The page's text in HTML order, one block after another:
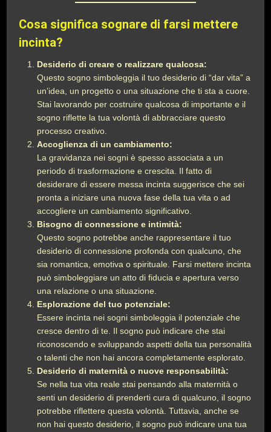
Cosa significa sognare di farsi mettere
incinta?
Desiderio di creare o realizzare qualcosa:
Questo sogno simboleggia il tuo desiderio di “dar vita” a
un’idea, un progetto o una situazione che ti sta a cuore.
Stai lavorando per costruire qualcosa di importante e il
sogno riflette la tua volontà di abbracciare questo
processo creativo.
Accoglienza di un cambiamento:
La gravidanza nei sogni è spesso associata a un
periodo di trasformazione e crescita. Il fatto di
desiderare di essere messa incinta suggerisce che sei
pronta a iniziare una nuova fase della tua vita o ad
accogliere un cambiamento significativo.
Bisogno di connessione e intimità:
Questo sogno potrebbe anche rappresentare il tuo
desiderio di connessione profonda con qualcuno, che
sia romantica, emotiva o spirituale. Farsi mettere incinta
può simboleggiare un atto di fiducia e apertura verso
una relazione o una situazione.
Esplorazione del tuo potenziale:
Essere incinta nei sogni simboleggia il potenziale che
cresce dentro di te. Il sogno può indicare che stai
riconoscendo e sviluppando aspetti della tua personalità
o talenti che non hai ancora completamente esplorato.
Desiderio di maternità o nuove responsabilità:
Se nella tua vita reale stai pensando alla maternità o
senti un desiderio di prenderti cura di qualcuno, il sogno
potrebbe riflettere questa volontà. Tuttavia, anche se
non hai questo desiderio, il sogno può indicare una tua